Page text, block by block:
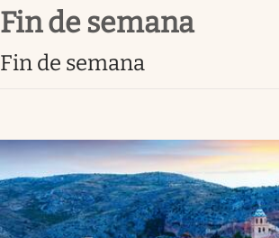
España
fin de semana
fin de semana